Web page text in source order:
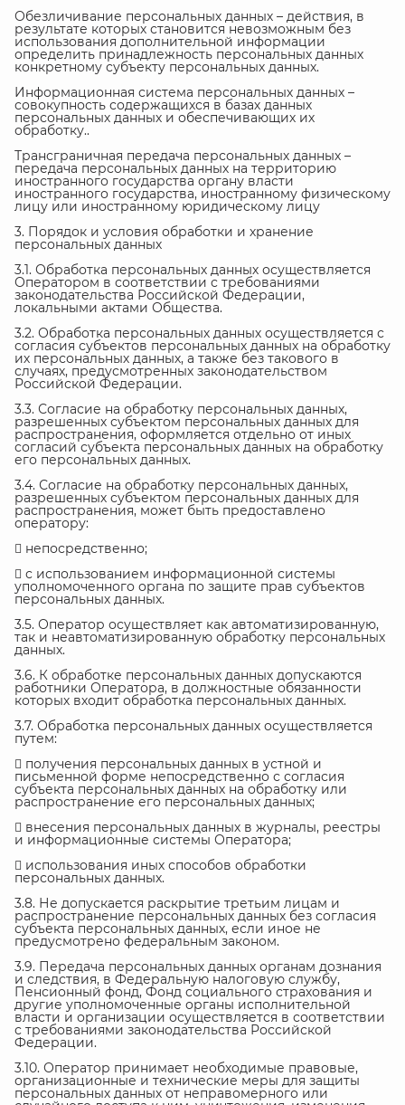
Обезличивание персональных данных – действия, в
результате которых становится невозможным без
использования дополнительной информации
определить принадлежность персональных данных
конкретному субъекту персональных данных.
Информационная система персональных данных –
совокупность содержащихся в базах данных
персональных данных и обеспечивающих их
обработку..
Трансграничная передача персональных данных –
передача персональных данных на территорию
иностранного государства органу власти
иностранного государства, иностранному физическому
лицу или иностранному юридическому лицу
3. Порядок и условия обработки и хранение
персональных данных
3.1. Обработка персональных данных осуществляется
Оператором в соответствии с требованиями
законодательства Российской Федерации,
локальными актами Общества.
3.2. Обработка персональных данных осуществляется с
согласия субъектов персональных данных на обработку
их персональных данных, а также без такового в
случаях, предусмотренных законодательством
Российской Федерации.
3.3. Согласие на обработку персональных данных,
разрешенных субъектом персональных данных для
распространения, оформляется отдельно от иных
согласий субъекта персональных данных на обработку
его персональных данных.
3.4. Согласие на обработку персональных данных,
разрешенных субъектом персональных данных для
распространения, может быть предоставлено
оператору:
 непосредственно;
 с использованием информационной системы
уполномоченного органа по защите прав субъектов
персональных данных.
3.5. Оператор осуществляет как автоматизированную,
так и неавтоматизированную обработку персональных
данных.
3.6. К обработке персональных данных допускаются
работники Оператора, в должностные обязанности
которых входит обработка персональных данных.
3.7. Обработка персональных данных осуществляется
путем:
 получения персональных данных в устной и
письменной форме непосредственно с согласия
субъекта персональных данных на обработку или
распространение его персональных данных;
 внесения персональных данных в журналы, реестры
и информационные системы Оператора;
 использования иных способов обработки
персональных данных.
3.8. Не допускается раскрытие третьим лицам и
распространение персональных данных без согласия
субъекта персональных данных, если иное не
предусмотрено федеральным законом.
3.9. Передача персональных данных органам дознания
и следствия, в Федеральную налоговую службу,
Пенсионный фонд, Фонд социального страхования и
другие уполномоченные органы исполнительной
власти и организации осуществляется в соответствии
с требованиями законодательства Российской
Федерации.
3.10. Оператор принимает необходимые правовые,
организационные и технические меры для защиты
персональных данных от неправомерного или